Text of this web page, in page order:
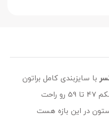
با سایزبندی کامل براتون
موجود شده که از عرض روی شکم 47 تا 59 رو راحت
در این بازه هست